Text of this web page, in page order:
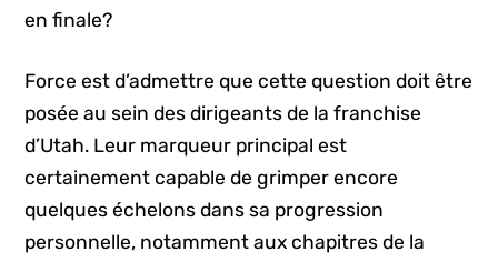
en finale?
Force est d’admettre que cette question doit être
posée au sein des dirigeants de la franchise
d’Utah. Leur marqueur principal est
certainement capable de grimper encore
quelques échelons dans sa progression
personnelle, notamment aux chapitres de la